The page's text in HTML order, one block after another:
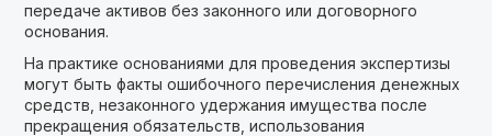
передаче активов без законного или договорного
основания.
На практике основаниями для проведения экспертизы
могут быть факты ошибочного перечисления денежных
средств, незаконного удержания имущества после
прекращения обязательств, использования